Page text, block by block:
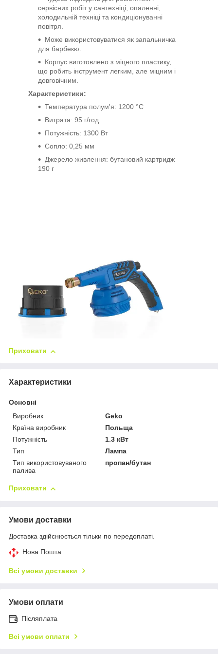
сервісних робіт у сантехніці, опаленні,
холодильній техніці та кондиціонуванні
повітря.
Може використовуватися як запальничка
для барбекю.
Корпус виготовлено з міцного пластику,
що робить інструмент легким, але міцним і
довговічним.
Характеристики:
Температура полум'я: 1200 °C
Витрата: 95 г/год
Потужність: 1300 Вт
Сопло: 0,25 мм
Джерело живлення: бутановий картридж
190 г
Приховати
Характеристики
Основні
Виробник
Geko
Країна виробник
Польща
Потужність
1.3 кВт
Тип
Лампа
Тип використовуваного
палива
пропан/бутан
Приховати
Умови доставки
Доставка здійснюється тільки по передоплаті.
Нова Пошта
Всі умови доставки
Умови оплати
Післяплата
Всі умови оплати